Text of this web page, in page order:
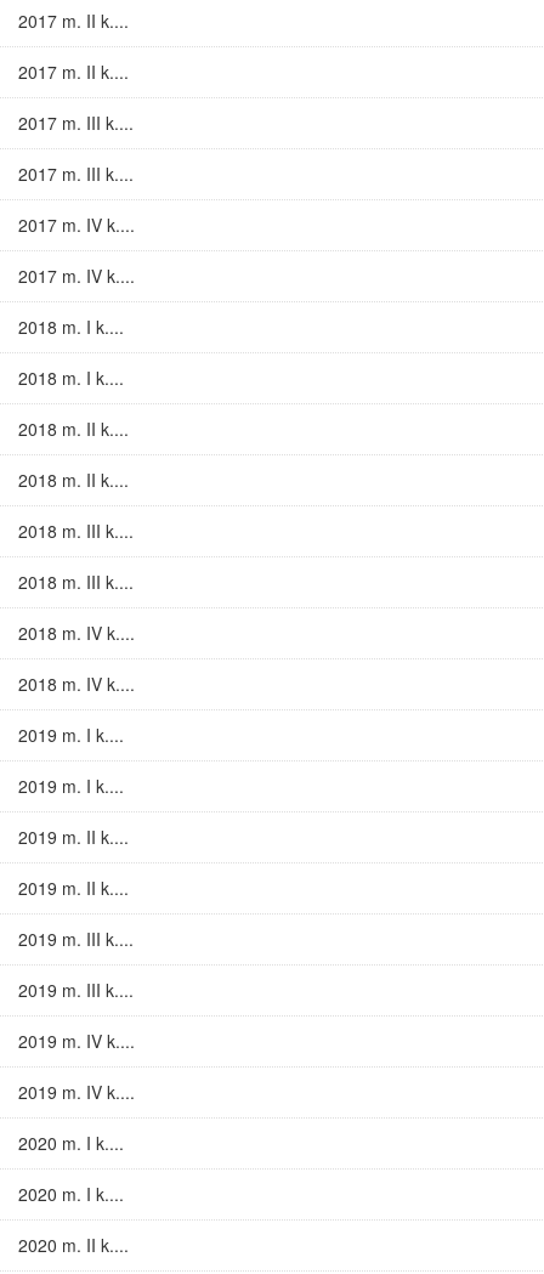
2017 m. II k....
2017 m. II k....
2017 m. III k....
2017 m. III k....
2017 m. IV k....
2017 m. IV k....
2018 m. I k....
2018 m. I k....
2018 m. II k....
2018 m. II k....
2018 m. III k....
2018 m. III k....
2018 m. IV k....
2018 m. IV k....
2019 m. I k....
2019 m. I k....
2019 m. II k....
2019 m. II k....
2019 m. III k....
2019 m. III k....
2019 m. IV k....
2019 m. IV k....
2020 m. I k....
2020 m. I k....
2020 m. II k....